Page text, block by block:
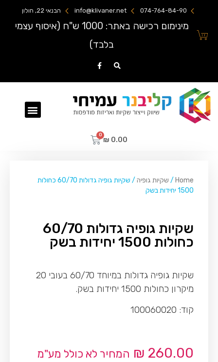
074-764-84-90
info@klivaner.net הבנאי 22, חולון
מינימום רכישה באתר: 1000 ש"ח (איסוף עצמי
בלבד)
₪ 0.00
Home
/ שקיות גופיה
/ שקיות גופיה גדולות 60/70 כחולות
1500 יחידות בשק
שקיות גופיה גדולות 60/70
כחולות 1500 יחידות בשק
שקיות גופיה גדולות במיוחד 60/70 בעובי 20
מיקרון כחולות 1500 יחידות בשק.
קוד: 100060020
₪ 260.00 המחיר לא כולל מע"מ